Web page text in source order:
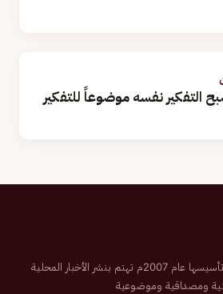
التفكير نفسه موضوعاً للتفكير
صحيفة إلكترونية سعودية تم تأسيسها عام 2007م تهتم بنشر الأخبار المحلية
ومصداقية وموضوعية